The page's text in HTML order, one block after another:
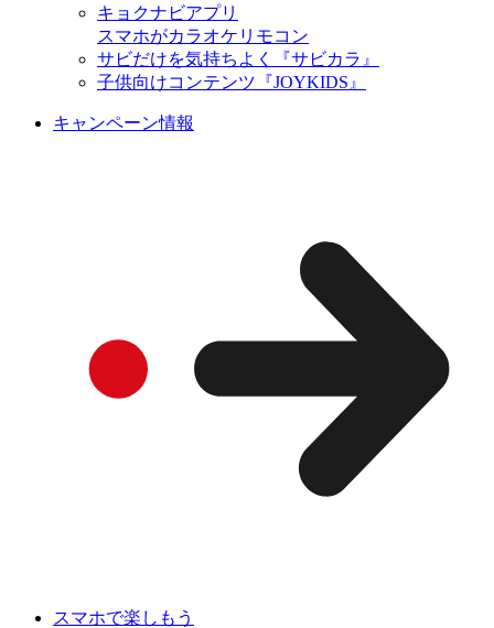
キョクナビアプリ
スマホがカラオケリモコン
サビだけを気持ちよく『サビカラ』
子供向けコンテンツ『JOYKIDS』
キャンペーン情報
スマホで楽しもう